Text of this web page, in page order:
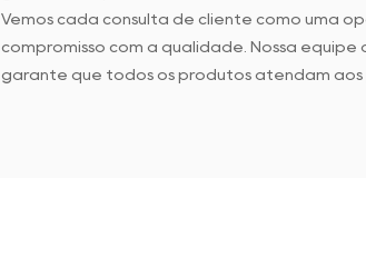
Vemos cada consulta de cliente como uma
compromisso com a qualidade. Nossa
garante que todos os produtos atendam